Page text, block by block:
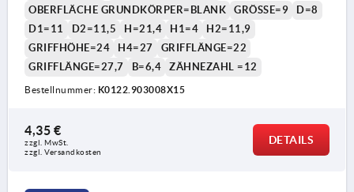
OBERFLÄCHE GRUNDKÖRPER=BLANK GRÖSSE=9
D=8
D1=11
D2=11,5 H=21,4 H1=4
H2=11,9
GRIFFHÖHE=24
H4=27
GRIFFLÄNGE=22
GRIFFLÄNGE=27,7
B=6,4 ZÄHNEZAHL =12
Bestellnummer: K0122.903008X15
4,35 €
zzgl. MwSt.
zzgl. Versandkosten
DETAILS